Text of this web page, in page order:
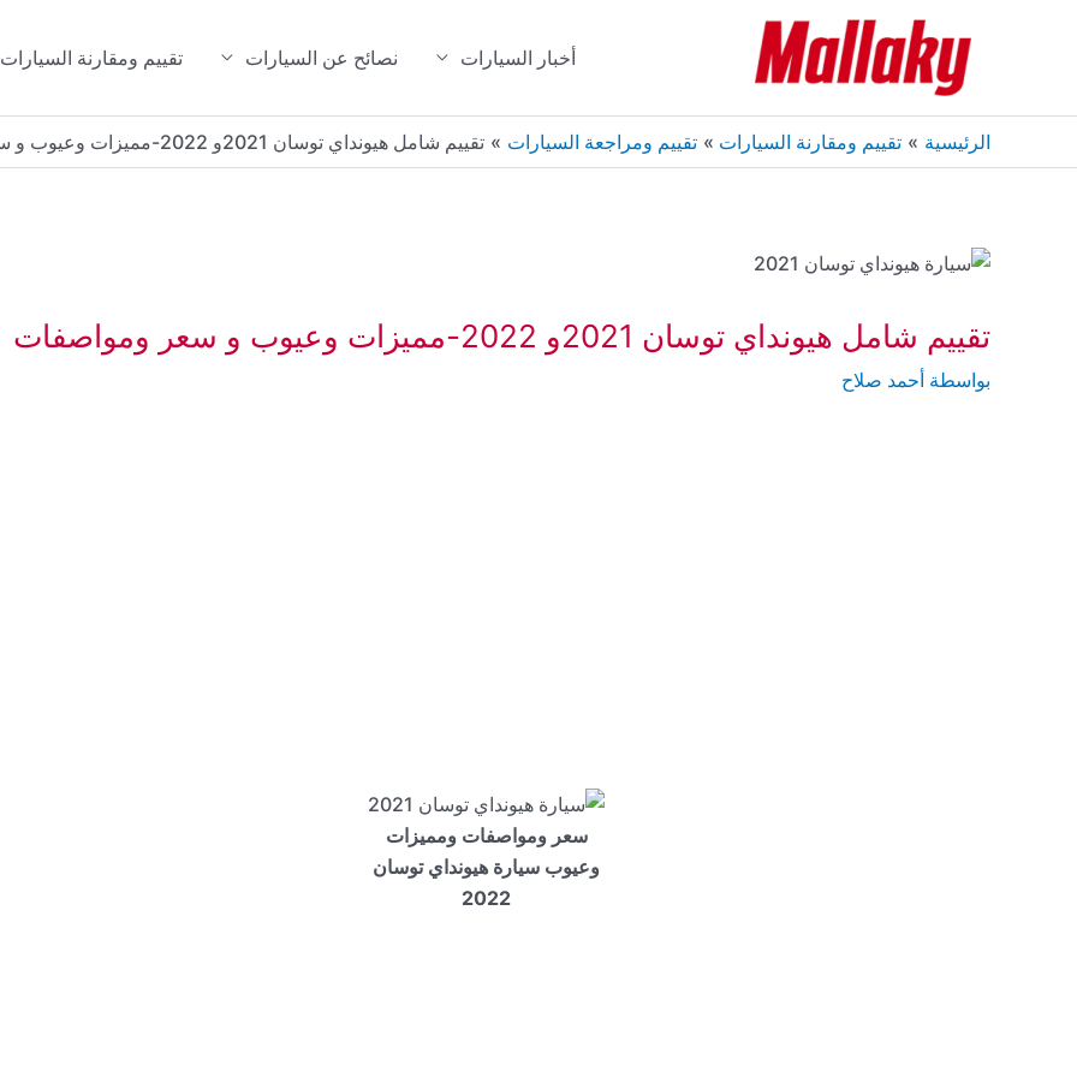
أخبار السيارات نصائح عن السيارات تقييم ومقارنة السيارات
الرئيسية تقييم ومقارنة السيارات تقييم ومراجعة السيارات تقييم شامل هيونداي توسان 2021و 2022-مميزات وعيوب و سعر ومواصفات
تقييم شامل هيونداي توسان 2021و 2022-مميزات وعيوب و سعر ومواصفات
بواسطة أحمد صلاح
سعر ومواصفات ومميزات
وعيوب سيارة هيونداي توسان
2022